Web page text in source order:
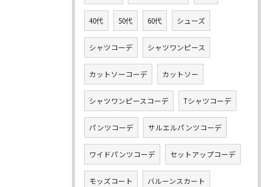
40代 50代 60代 シューズ
シャツコーデ シャツワンピース
カットソーコーデ カットソー
シャツワンピースコーデ Tシャツコーデ
パンツコーデ サルエルパンツコーデ
ワイドパンツコーデ セットアップコーデ
モッズコート バルーンスカート